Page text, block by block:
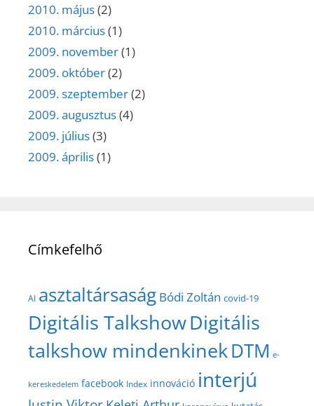
2010. május(2)
2010. március(1)
2009. november(1)
2009. október(2)
2009. szeptember(2)
2009. augusztus(4)
2009. július(3)
2009. április(1)
Címkefelhő
AI asztaltársaság Bódi Zoltán covid-19
Digitális TalkshowDigitális
talkshow mindenkinekDTM e-
kereskedelem facebook Index innováció interjú